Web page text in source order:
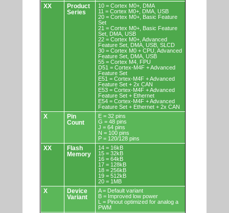
XX
Product
Series
10 = Cortex M0+, DMA
11 = Cortex M0+, DMA, USB
20 = Cortex M0+, Basic Feature
Set
21 = Cortex M0+, Basic Feature
Set, DMA, USB
22 = Cortex M0+, Advanced
Feature Set, DMA, USB, SLCD
30 = Cortex M0 + CPU, Advanced
Feature Set, DMA, USB
55 = Cortex M4, FPU
D51 = Cortex-M4F + Advanced
Feature Set
E51 = Cortex-M4F + Advanced
Feature Set + 2x CAN
E53 = Cortex-M4F + Advanced
Feature Set + Ethernet
E54 = Cortex-M4F + Advanced
Feature Set + Ethernet + 2x CAN
X
Pin
Count
E = 32 pins
G = 48 pins
J = 64 pins
N = 100 pins
P = 120/128 pins
XX
Flash
Memory
14 = 16kB
15 = 32kB
16 = 64kB
17 = 128kB
18 = 256kB
19 = 512kB
20 = 1MB
X
Device
Variant
A = Default variant
B = Improved low power
L = Pinout optimized for analog a
PWM